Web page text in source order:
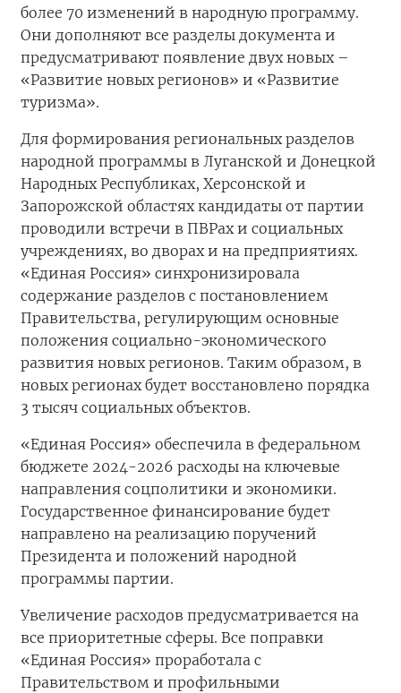
более 70 изменений в народную программу.
Они дополняют все разделы документа и
предусматривают появление двух новых –
«Развитие новых регионов» и «Развитие
туризма».
Для формирования региональных разделов
народной программы в Луганской и Донецкой
Народных Республиках, Херсонской и
Запорожской областях кандидаты от партии
проводили встречи в ПВРах и социальных
учреждениях, во дворах и на предприятиях.
«Единая Россия» синхронизировала
содержание разделов с постановлением
Правительства, регулирующим основные
положения социально-экономического
развития новых регионов. Таким образом, в
новых регионах будет восстановлено порядка
3 тысяч социальных объектов.
«Единая Россия» обеспечила в федеральном
бюджете 2024-2026 расходы на ключевые
направления соцполитики и экономики.
Государственное финансирование будет
направлено на реализацию поручений
Президента и положений народной
программы партии.
Увеличение расходов предусматривается на
все приоритетные сферы. Все поправки
«Единая Россия» проработала с
Правительством и профильными